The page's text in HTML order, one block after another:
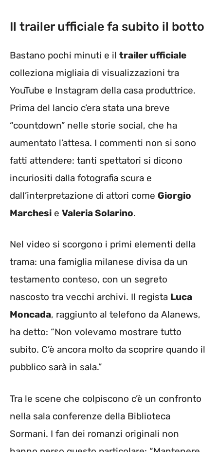
Il trailer ufficiale fa subito il botto
Bastano pochi minuti e il trailer ufficiale
colleziona migliaia di visualizzazioni tra
YouTube e Instagram della casa produttrice.
Prima del lancio c’era stata una breve
“countdown” nelle storie social, che ha
aumentato l’attesa. I commenti non si sono
fatti attendere: tanti spettatori si dicono
incuriositi dalla fotografia scura e
dall’interpretazione di attori come Giorgio
Marchesi e Valeria Solarino.
Nel video si scorgono i primi elementi della
trama: una famiglia milanese divisa da un
testamento conteso, con un segreto
nascosto tra vecchi archivi. Il regista Luca
Moncada, raggiunto al telefono da Alanews,
ha detto: “Non volevamo mostrare tutto
subito. C’è ancora molto da scoprire quando il
pubblico sarà in sala.”
Tra le scene che colpiscono c’è un confronto
nella sala conferenze della Biblioteca
Sormani. I fan dei romanzi originali non